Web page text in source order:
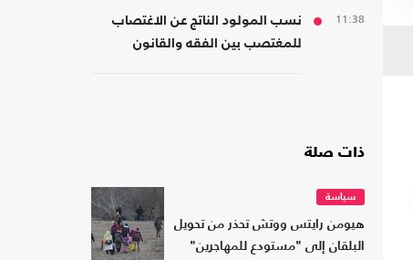
11:38
نسب المولود الناتج عن الاغتصاب
للمغتصب بين الفقه والقانون
ذات صلة
سياسة
هيومن رايتس ووتش تحذر من تحويل
البلقان إلى "مستودع للمهاجرين"